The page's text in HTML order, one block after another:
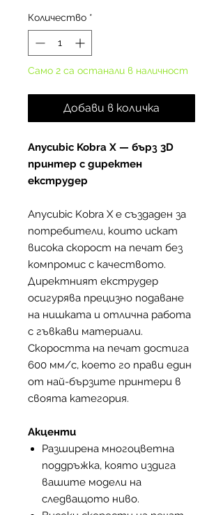
Количество *
Само 2 са останали в наличност
Добави в количка
Anycubic Kobra X — бърз 3D
принтер с директен
екструдер
Anycubic Kobra X е създаден за
потребители, които искат
висока скорост на печат без
компромис с качеството.
Директният екструдер
осигурява прецизно подаване
на нишката и отлична работа
с гъвкави материали.
Скоростта на печат достига
600 мм/с, което го прави един
от най-бързите принтери в
своята категория.
Акценти
Разширена многоцветна
поддръжка, която издига
вашите модели на
следващото ниво.